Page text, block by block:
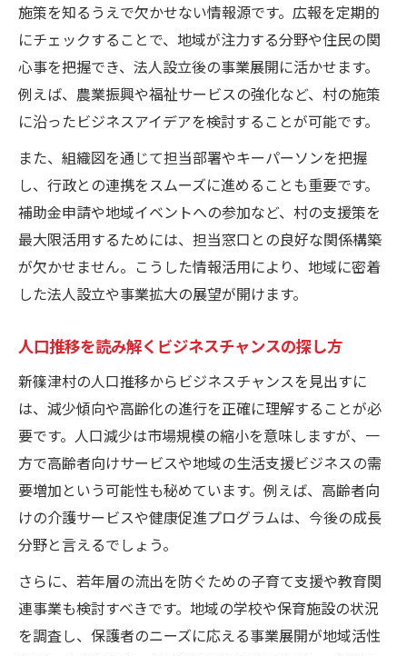
施策を知るうえで欠かせない情報源です。広報を定期的
にチェックすることで、地域が注力する分野や住民の関
心事を把握でき、法人設立後の事業展開に活かせます。
例えば、農業振興や福祉サービスの強化など、村の施策
に沿ったビジネスアイデアを検討することが可能です。
また、組織図を通じて担当部署やキーパーソンを把握
し、行政との連携をスムーズに進めることも重要です。
補助金申請や地域イベントへの参加など、村の支援策を
最大限活用するためには、担当窓口との良好な関係構築
が欠かせません。こうした情報活用により、地域に密着
した法人設立や事業拡大の展望が開けます。
人口推移を読み解くビジネスチャンスの探し方
新篠津村の人口推移からビジネスチャンスを見出すに
は、減少傾向や高齢化の進行を正確に理解することが必
要です。人口減少は市場規模の縮小を意味しますが、一
方で高齢者向けサービスや地域の生活支援ビジネスの需
要増加という可能性も秘めています。例えば、高齢者向
けの介護サービスや健康促進プログラムは、今後の成長
分野と言えるでしょう。
さらに、若年層の流出を防ぐための子育て支援や教育関
連事業も検討すべきです。地域の学校や保育施設の状況
を調査し、保護者のニーズに応える事業展開が地域活性